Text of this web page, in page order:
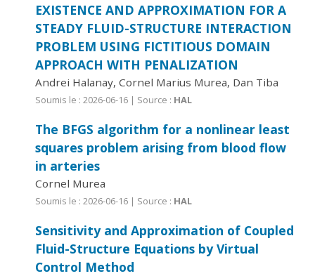
EXISTENCE AND APPROXIMATION FOR A
STEADY FLUID-STRUCTURE INTERACTION
PROBLEM USING FICTITIOUS DOMAIN
APPROACH WITH PENALIZATION
Andrei Halanay, Cornel Marius Murea, Dan Tiba
Soumis le : 2026-06-16 | Source : HAL
The BFGS algorithm for a nonlinear least
squares problem arising from blood flow
in arteries
Cornel Murea
Soumis le : 2026-06-16 | Source : HAL
Sensitivity and Approximation of Coupled
Fluid-Structure Equations by Virtual
Control Method